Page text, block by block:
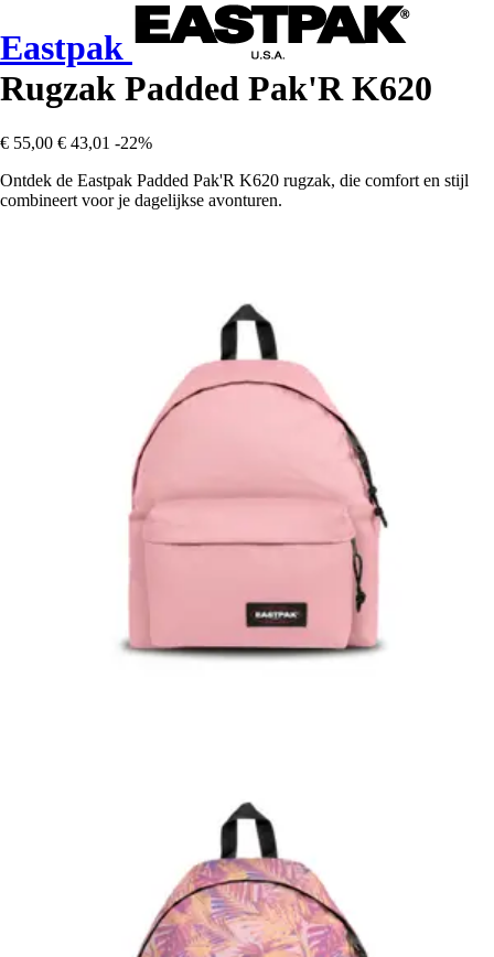
Eastpak
Rugzak Padded Pak'R K620
€ 55,00 € 43,01 -22%
Ontdek de Eastpak Padded Pak'R K620 rugzak, die comfort en stijl
combineert voor je dagelijkse avonturen.